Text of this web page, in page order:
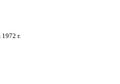
1972 г.